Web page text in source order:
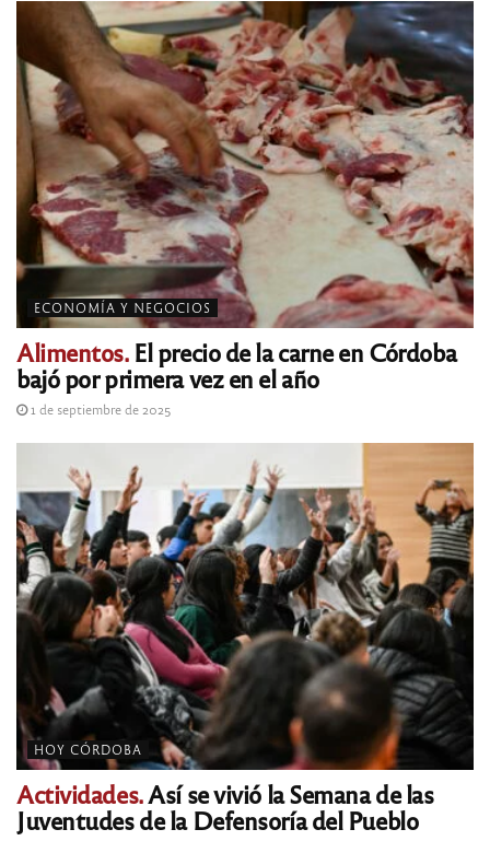
ECONOMÍA Y NEGOCIOS
Alimentos.El precio de la carne en Córdoba
bajó por primera vez en el año
1 de septiembre de 2025
HOY CÓRDOBA
Actividades.Así se vivió la Semana de las
Juventudes de la Defensoría del Pueblo